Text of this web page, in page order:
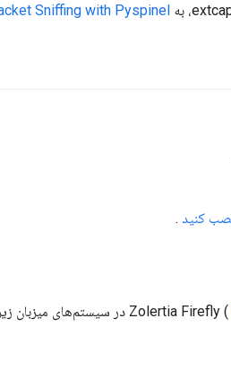
Sniffing with Pyspinel
.